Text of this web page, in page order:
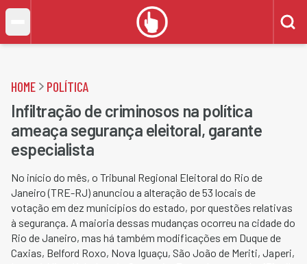
HOME POLÍTICA
Infiltração de criminosos na política
ameaça segurança eleitoral, garante
especialista
No início do mês, o Tribunal Regional Eleitoral do Rio de
Janeiro (TRE-RJ) anunciou a alteração de 53 locais de
votação em dez municípios do estado, por questões relativas
à segurança. A maioria dessas mudanças ocorreu na cidade do
Rio de Janeiro, mas há também modificações em Duque de
Caxias, Belford Roxo, Nova Iguaçu, São João de Meriti, Japeri,